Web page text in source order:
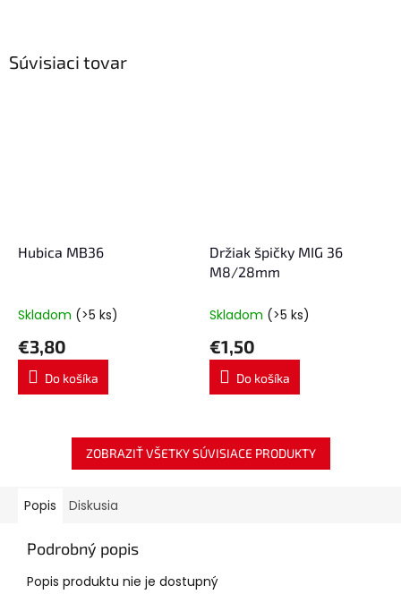
Súvisiaci tovar
Hubica MB36
Skladom (>5 ks)
€3,80
Do košíka
Držiak špičky MIG 36
M8/28mm
Skladom (>5 ks)
€1,50
Do košíka
ZOBRAZIŤ VŠETKY SÚVISIACE PRODUKTY
Popis Diskusia
Podrobný popis
Popis produktu nie je dostupný